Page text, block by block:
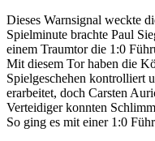
Dieses Warnsignal weckte
Spielminute brachte Paul
einem Traumtor die 1:0
Mit diesem Tor haben die
Spielgeschehen kontrolliert
erarbeitet, doch Carsten
Verteidiger konnten
So ging es mit einer 1:0